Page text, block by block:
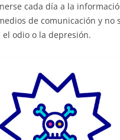
cada día a la
de comunicación y no
el odio o la depresión.